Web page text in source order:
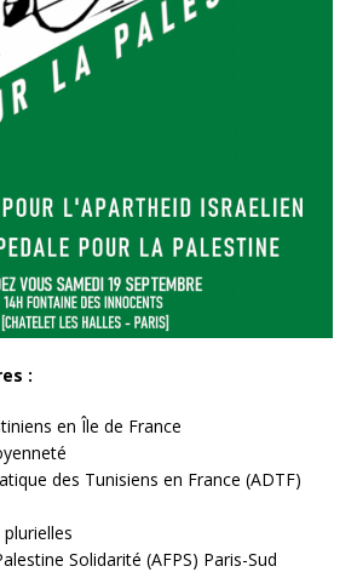
:
en Île de France
des Tunisiens en France (ADTF)
Solidarité (AFPS) Paris-Sud